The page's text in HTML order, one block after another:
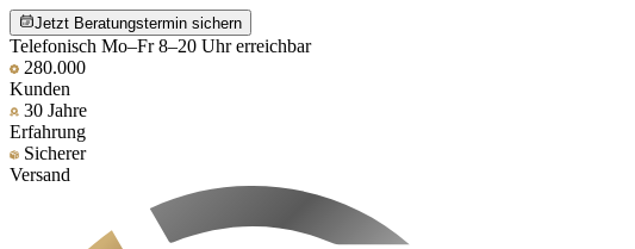
Jetzt Beratungstermin sichern
Telefonisch Mo–Fr 8–20 Uhr erreichbar
280.000
Kunden
30 Jahre
Erfahrung
Sicherer
Versand